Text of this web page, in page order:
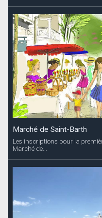
Marché de Saint-Barth
Les inscriptions pour la
Marché de...